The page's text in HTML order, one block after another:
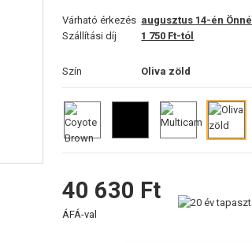
Várható érkezés augusztus 14-én Önnél
Szállítási díj
1 750 Ft-tól
Szín Oliva zöld
40 630 Ft
ÁFÁ-val